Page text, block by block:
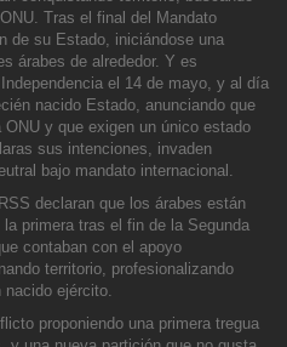
Tras el final del Mandato
de su Estado, iniciándose una
árabes de alrededor. Y es
el 14 de mayo, y al día
nacido Estado, anunciando que
y que exigen un único estado
sus intenciones, invaden
bajo mandato internacional.
declaran que los árabes están
primera tras el fin de la Segunda
contaban con el apoyo
territorio, profesionalizando
nacido ejército.
proponiendo una primera tregua